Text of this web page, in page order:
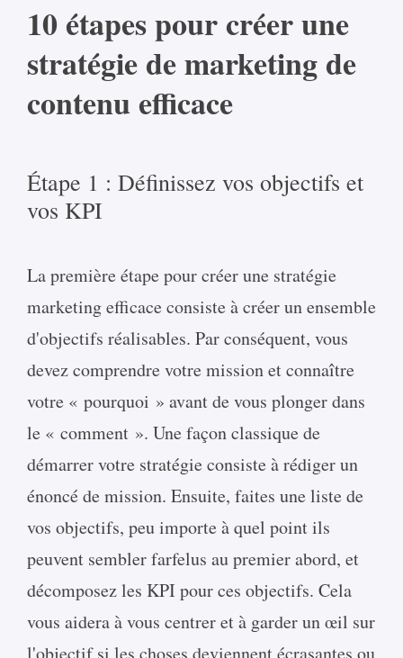
10 étapes pour créer une
stratégie de marketing de
contenu efficace
Étape 1 : Définissez vos objectifs et
vos KPI
La première étape pour créer une stratégie
marketing efficace consiste à créer un ensemble
d'objectifs réalisables. Par conséquent, vous
devez comprendre votre mission et connaître
votre « pourquoi » avant de vous plonger dans
le « comment ». Une façon classique de
démarrer votre stratégie consiste à rédiger un
énoncé de mission. Ensuite, faites une liste de
vos objectifs, peu importe à quel point ils
peuvent sembler farfelus au premier abord, et
décomposez les KPI pour ces objectifs. Cela
vous aidera à vous centrer et à garder un œil sur